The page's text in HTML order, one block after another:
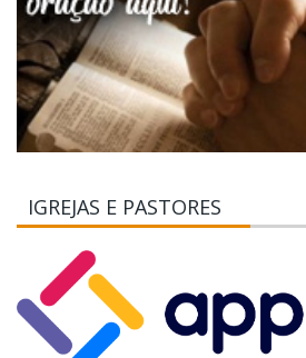
IGREJAS E PASTORES